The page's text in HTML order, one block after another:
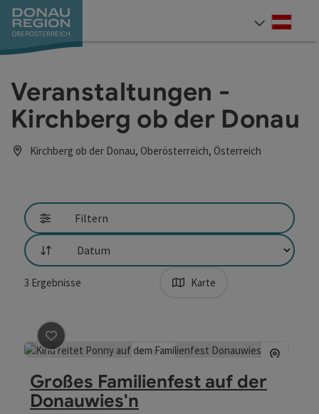
Zum Inhalt
Zur Navigation
Zum Seitenanfang
Zur Kontaktseite
Zum Impressum
Zur Startseite
Veranstaltungen -
Kirchberg ob der Donau
Kirchberg ob der Donau, Oberösterreich, Österreich
Filtern
Sortierung
3 Ergebnisse Karte
Beitrag merken: Großes Familienfest auf der
Großes Familienfest auf der
Donauwies'n